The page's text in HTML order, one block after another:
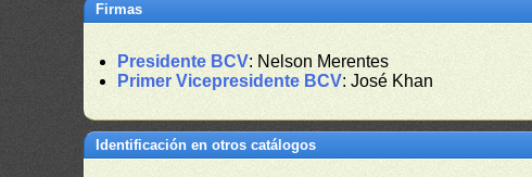
Firmas
Presidente BCV: Nelson Merentes
Primer Vicepresidente BCV: José Khan
Identificación en otros catálogos